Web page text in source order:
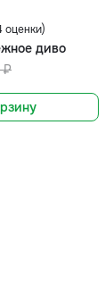
оценки)
диво
₽